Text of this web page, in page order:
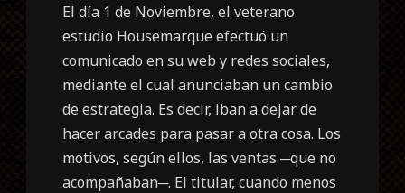
El día 1 de Noviembre, el veterano
estudio Housemarque efectuó un
comunicado en su web y redes sociales,
mediante el cual anunciaban un cambio
de estrategia. Es decir, iban a dejar de
hacer arcades para pasar a otra cosa. Los
motivos, según ellos, las ventas ─que no
acompañaban─. El titular, cuando menos